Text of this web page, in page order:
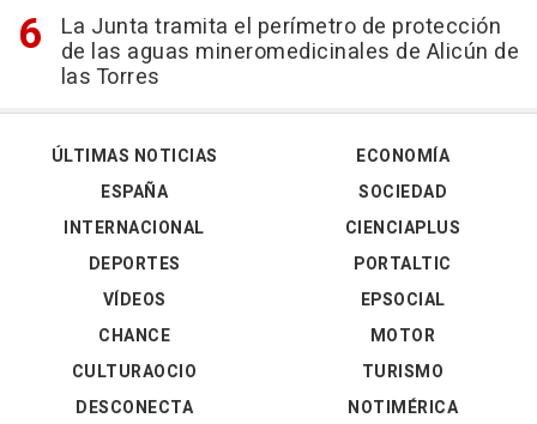
La Junta tramita el perímetro de protección
de las aguas mineromedicinales de Alicún de
las Torres
ÚLTIMAS NOTICIAS
ESPAÑA
INTERNACIONAL
DEPORTES
VÍDEOS
ECONOMÍA
SOCIEDAD
CIENCIAPLUS
PORTALTIC
EPSOCIAL
CHANCE
CULTURAOCIO
DESCONECTA
MOTOR
TURISMO
NOTIMÉRICA